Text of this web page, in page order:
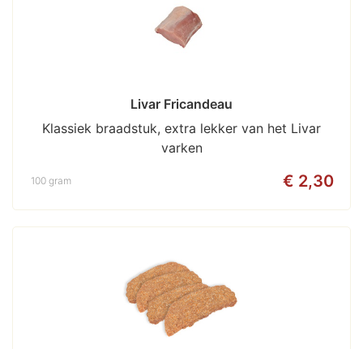
Livar Fricandeau
Klassiek braadstuk, extra lekker van het Livar
varken
€ 2,30
100 gram